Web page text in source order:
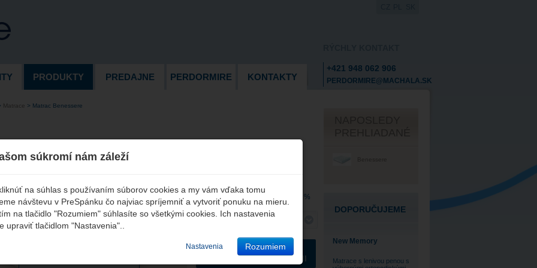
súkromí nám záleží
na súhlas s používaním súborov cookies a my vám vďaka tomu
návštevu v PreSpánku čo najviac spríjemniť a vytvoriť ponuku na mieru.
na tlačidlo "Rozumiem" súhlasíte so všetkými cookies. Ich nastavenia
upraviť tlačidlom "Nastavenia"..
Nastavenia Rozumiem
+421 948 062 906
PERDORMIRE@MACHALA.SK
PRODUKTY PREDAJNE PERDORMIRE KONTAKTY
Matrace > Matrac Benessere
Benessere
Cena
vrátane DPH 20 %
ZOBRAZIŤ INÉ
PRODUKTY V KATEGÓRII
DOPORUČUJEME
New Memory
Matrace s lenivou penou s